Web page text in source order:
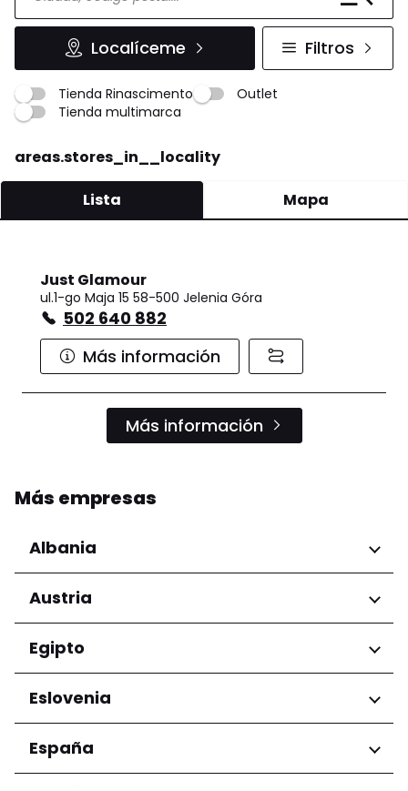
Localíceme Filtros
Tienda Rinascimento
Outlet
Tienda multimarca
areas.stores_in__locality
Lista Mapa
Just Glamour
ul.1-go Maja 15 58-500 Jelenia Góra
502 640 882
Más información
Más información
Más empresas
Albania
Regiones
Condado de Tirana
Austria
Regiones
Niederösterreich
Salzburg
Wien
Egipto
Regiones
Gobernación de El Cairo
Eslovenia
Regiones
Ljubljana
España